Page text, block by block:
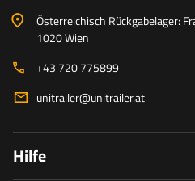
Österreichisch Rückgabelager:
1020 Wien
+43 720 775899
unitrailer@unitrailer.at
Hilfe